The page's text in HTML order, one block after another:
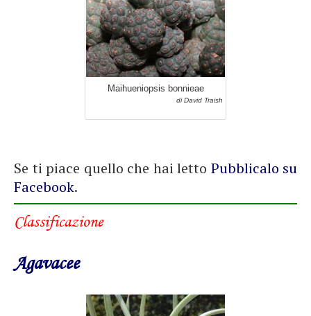
Maihueniopsis bonnieae
di David Traish
Se ti piace quello che hai letto Pubblicalo su
Facebook.
Classificazione
Agavacee